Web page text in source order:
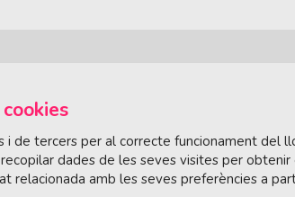
i de tercers per al correcte funcionament del
dades de les seves visites per
relacionada amb les seves preferències a